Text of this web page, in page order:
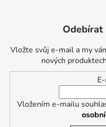
Vložte svůj e-mail a my
nových
Vložením e-mailu